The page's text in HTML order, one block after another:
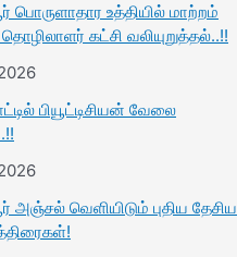
பொருளாதார உத்தியில் மாற்றம்
கட்சி வலியுறுத்தல்..!!
பியூட்டிசியன் வேலை
அஞ்சல் வெளியிடும் புதிய தேசிய